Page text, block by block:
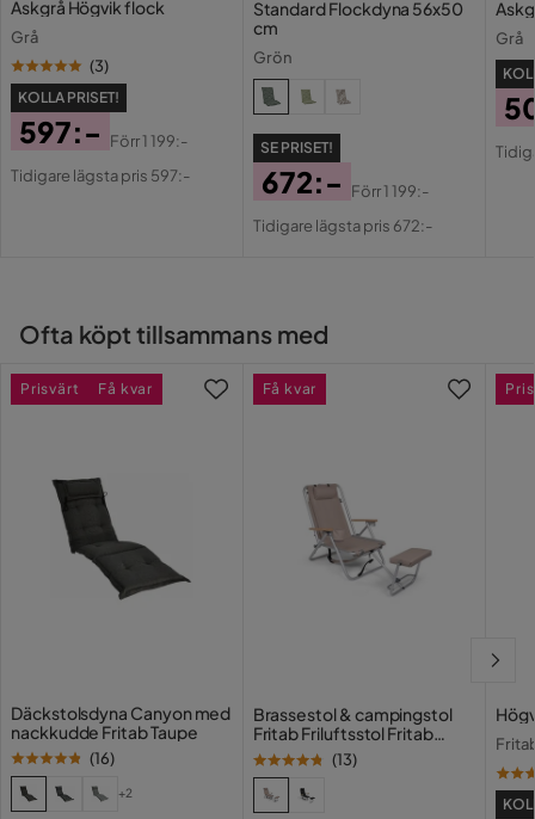
Askgrå Högvik flock
Grå
(3)
KOLLA PRISET!
Pris
597:-
Original
Förr1 199:-
Tidigare lägsta pris 597:-
Standard Flockdyna 56x50
cm
Grön
SE PRISET!
Pris
672:-
Original
Förr1 199:-
Tidigare lägsta pris 672:-
Grå
Ofta köpt tillsammans med
Däckstolsdyna Canyon med
nackkudde Fritab Taupe
(16)
+2
Prisvärt Få kvar
Brassestol & campingstol
Fritab Friluftsstol Fritab
ROXY original Beige
(13)
Få kvar